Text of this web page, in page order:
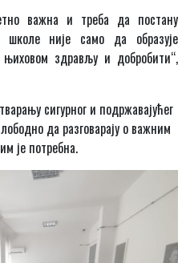
важна и треба да постану
није само да образује
здрављу и добробити“,
сигурног и подржавајућег
да разговарају о важним
је потребна.